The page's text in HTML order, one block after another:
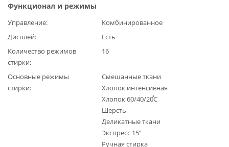
Функционал и режимы
Управление
Комбинированное
Дисплей
Есть
Количество режимов
стирки
16
Основные режимы
стирки
Смешанные ткани
Хлопок интенсивная
Хлопок 60/40/20֯С
Шерсть
Деликатные ткани
Экспресс 15”
Ручная стирка